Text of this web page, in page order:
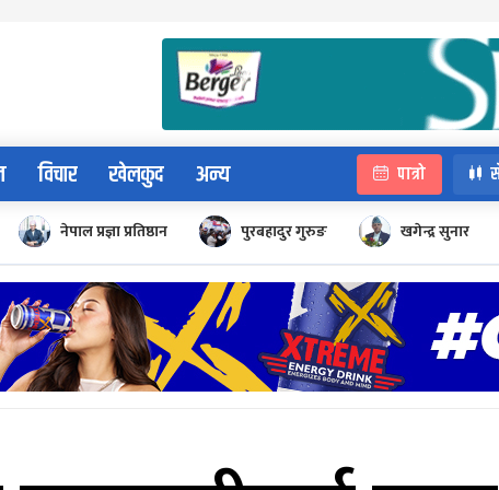
विचार खेलकुद अन्य पात्रो
नेपाल प्रज्ञा प्रतिष्ठान पुरबहादुर गुरुङ खगेन्द्र सुनार